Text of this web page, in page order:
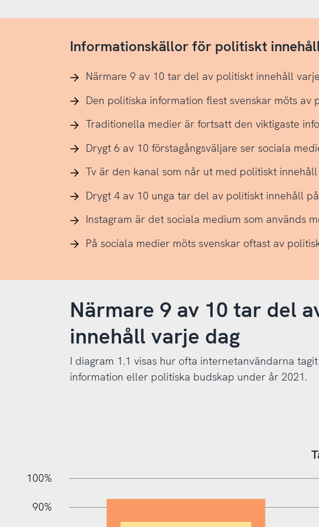
Informationskällor för politiskt
Närmare 9 av 10 tar del av politiskt innehåll
Den politiska information flest svenskar möts av
Traditionella medier är fortsatt den viktigaste
Drygt 6 av 10 förstagångsväljare ser sociala
Tv är den kanal som når ut med politiskt
Drygt 4 av 10 unga tar del av politiskt innehåll
Instagram är det sociala medium som används
På sociala medier möts svenskar oftast av
Närmare 9 av 10 tar del
innehåll varje dag
I diagram 1.1 visas hur ofta internetanvändarna
information eller politiska budskap under år 2021.
100%
90%